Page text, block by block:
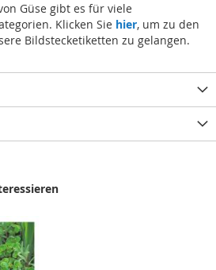
Güse gibt es für viele
Klicken Sie hier, um zu den
Bildstecketiketten zu gelangen.